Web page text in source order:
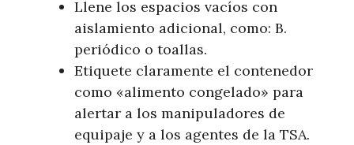
Llene los espacios vacíos con
aislamiento adicional, como: B.
periódico o toallas.
Etiquete claramente el contenedor
como «alimento congelado» para
alertar a los manipuladores de
equipaje y a los agentes de la TSA.